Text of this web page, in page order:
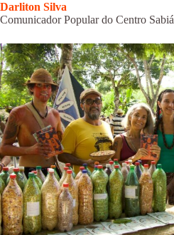
Darliton Silva
Comunicador Popular do Centro Sabiá